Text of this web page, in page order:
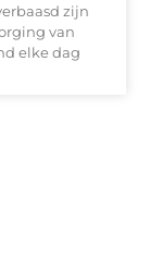
zijn
van
elke dag